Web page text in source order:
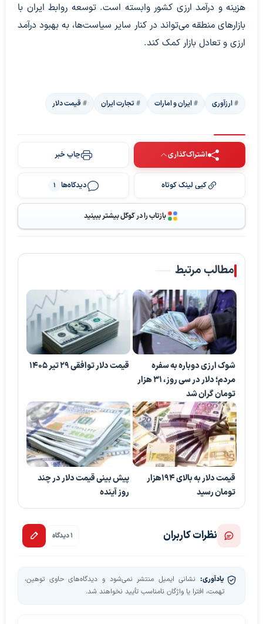
هزینه و درآمد ارزی کشور وابسته است. توسعه روابط ایران با
بازارهای منطقه می‌تواند در کنار سایر سیاست‌ها، به بهبود درآمد
ارزی و تعادل بازار کمک کند.
ارزآوری ایران و امارات تجارت ایران قیمت دلار
اشتراک‌گذاری چاپ خبر
کپی لینک کوتاه دیدگاه‌ها 1
بازتاب را در گوگل بیشتر ببینید
مطالب مرتبط
شوک ارزی دوباره به سفره
مردم؛ دلار در سی روز، ۳۱ هزار
تومان گران شد
قیمت دلار توافقی ۲۹ تیر ۱۴۰۵
قیمت دلار به بالای 194هزار
تومان رسید
پیش بینی قیمت دلار در چند
روز آینده
نظرات کاربران 1 دیدگاه
یادآوری: نشانی ایمیل منتشر نمی‌شود و دیدگاه‌های حاوی توهین،
تهمت، افترا یا واژگان نامناسب تأیید نخواهند شد.